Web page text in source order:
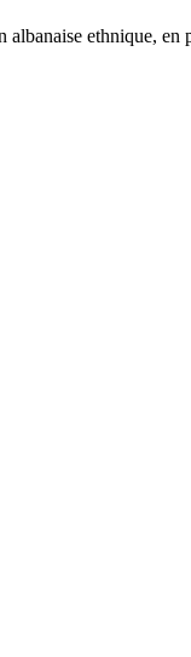
ethnique,